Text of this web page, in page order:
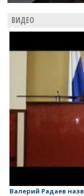
ВИДЕО
Валерий Радаев